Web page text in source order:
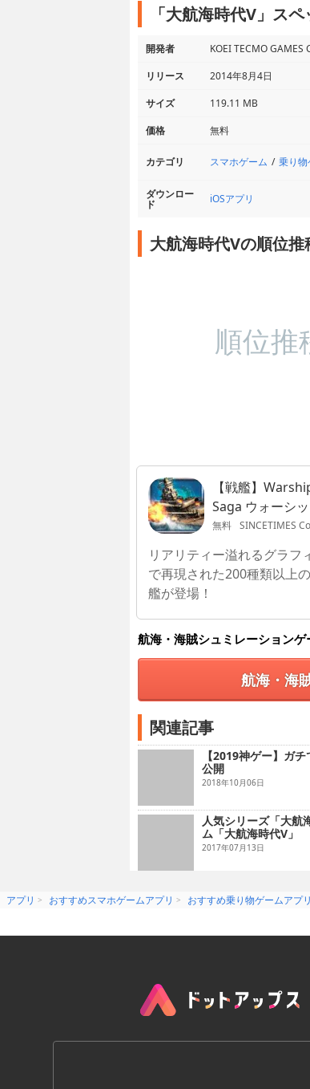
「大航海時代V」ス
開発者
KOEI TECMO GAMES
リリース
2014年8月4日
サイズ
119.11 MB
価格
無料
カテゴリ スマホゲーム 乗り物
ダウンロー
ド iOSアプリ
大航海時代Vの順位推
順位推
【戦艦】
Saga ウォーシ
サーガ
無料 SINCETIMES
リアリティー溢れるグラフ
で再現された200種類以上
艦が登場！
航海・海賊シュミレーションゲ
航海・海
関連記事
【2019神ゲー】ガ
公開
2018年10月06日
人気シリーズ「大航
ム「大航海時代V」
2017年07月13日
アプリ おすすめスマホゲームアプリ おすすめ乗り物ゲームアプリ